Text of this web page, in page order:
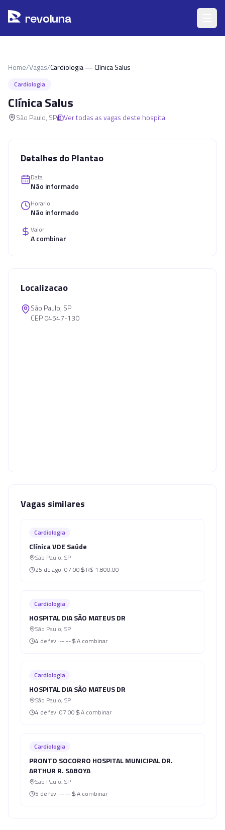
revoluna
Home/Vagas/Cardiologia — Clínica Salus
Cardiologia
Clínica Salus
São Paulo, SP Ver todas as vagas deste hospital
Detalhes do Plantao
Data
Não informado
Horario
Não informado
Valor
A combinar
Localizacao
São Paulo, SP
CEP 04547-130
Vagas similares
Cardiologia
Clínica VOE Saúde
São Paulo, SP
25 de ago. 07:00 R$ 1.800,00
Cardiologia
HOSPITAL DIA SÃO MATEUS DR
São Paulo, SP
4 de fev. --:-- A combinar
Cardiologia
HOSPITAL DIA SÃO MATEUS DR
São Paulo, SP
4 de fev. 07:00 A combinar
Cardiologia
PRONTO SOCORRO HOSPITAL MUNICIPAL DR.
ARTHUR R. SABOYA
São Paulo, SP
5 de fev. --:-- A combinar